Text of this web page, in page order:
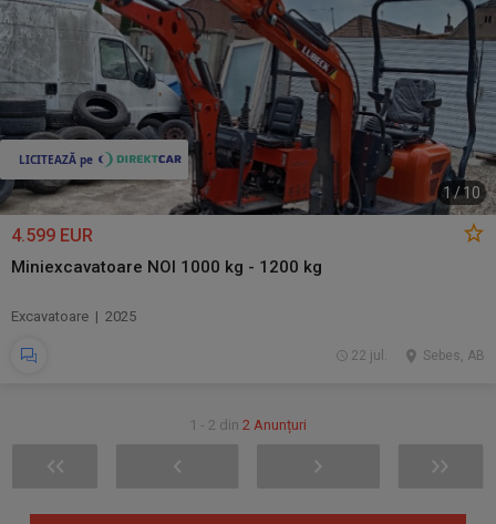
1 /10
4.599 EUR
Miniexcavatoare NOI 1000 kg - 1200 kg
Excavatoare | 2025
Sebes, AB
22 jul.
1 - 2 din 2 Anunțuri